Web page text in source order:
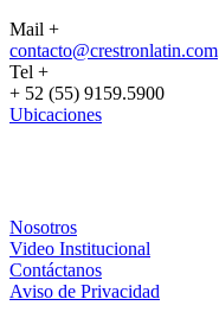
Mail +
contacto@crestronlatin.com
Tel +
+ 52 (55) 9159.5900
Ubicaciones
Nosotros
Video Institucional
Contáctanos
Aviso de Privacidad